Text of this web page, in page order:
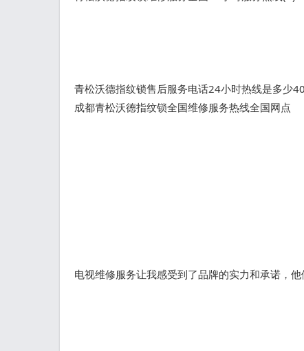
青松沃德指纹锁售后服务电话24小时热线是多少
成都青松沃德指纹锁全国维修服务热线全国网点
电视维修服务让我感受到了品牌的实力和承诺，他